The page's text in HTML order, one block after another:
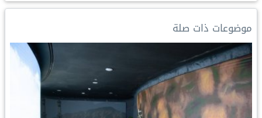
e
o
o
k
t
A
p
p
i
t
e
t
y
n
k
I
r
موضوعات ذات صلة